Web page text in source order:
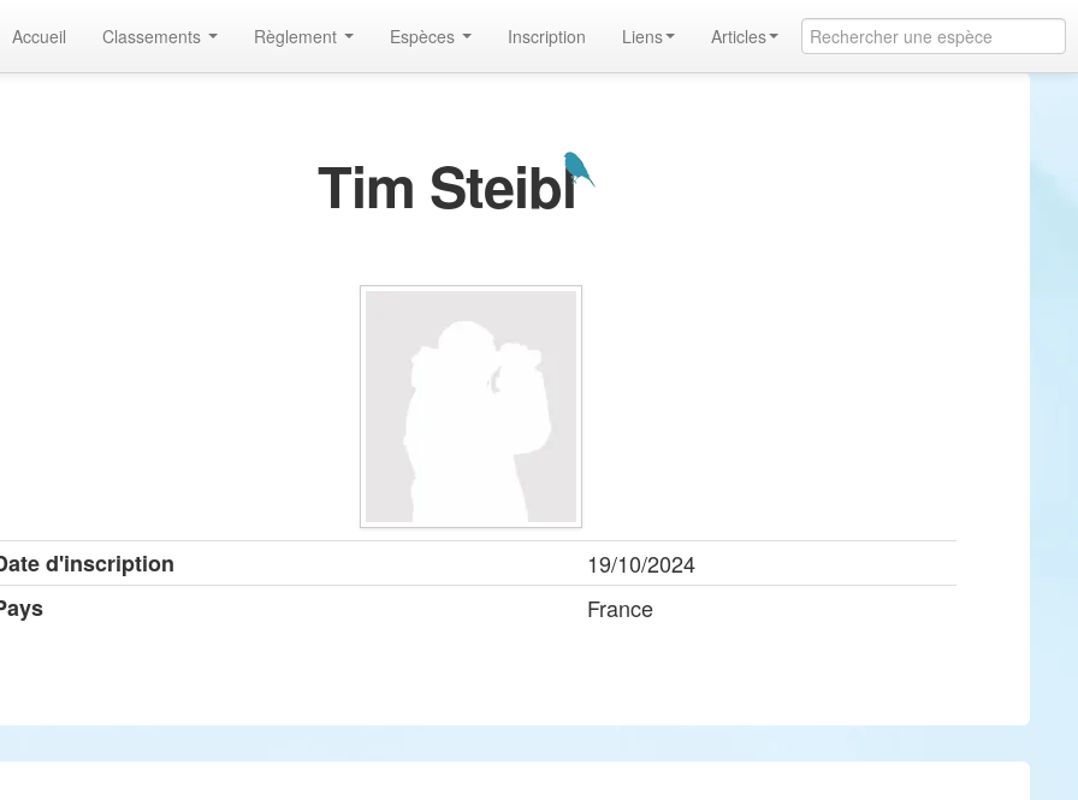
Accueil Classements Règlement Espèces Inscription Liens Articles
Tim Steibl
d'inscription
19/10/2024
France